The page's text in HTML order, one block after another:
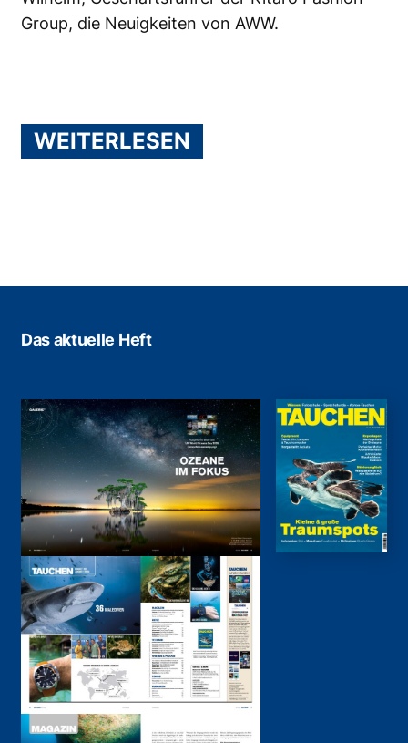
Group, die Neuigkeiten von AWW.
WEITERLESEN
Das aktuelle Heft